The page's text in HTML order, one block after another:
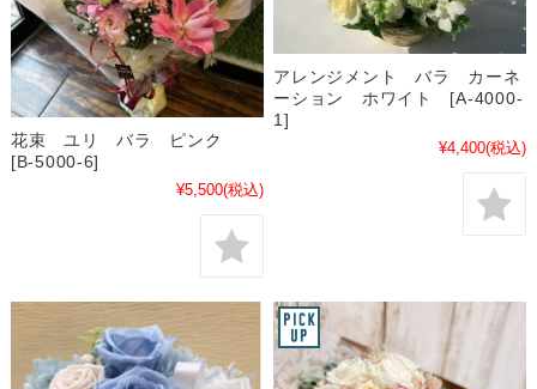
花束 ユリ バラ ピンク
[B-5000-6]
¥5,500(税込)
アレンジメント バラ カーネ
ーション ホワイト [A-4000-
1]
¥4,400(税込)